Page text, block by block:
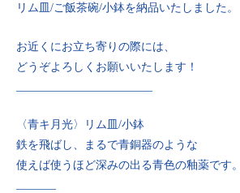
リム皿/ご飯茶碗/小鉢を納品いたしました。
お近くにお立ち寄りの際には、
どうぞよろしくお願いいたします！
〈青キ月光〉リム皿/小鉢
鉄を飛ばし、まるで青銅器のような
使えば使うほど深みの出る青色の釉薬です。